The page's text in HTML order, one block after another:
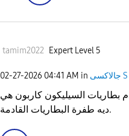
tamim2022 Expert Level 5
‎02-27-2026 04:41 AM in جالاكسى S
بطاريات السيليكون كاربون هي
ديه طفرة البطاريات القادمة.